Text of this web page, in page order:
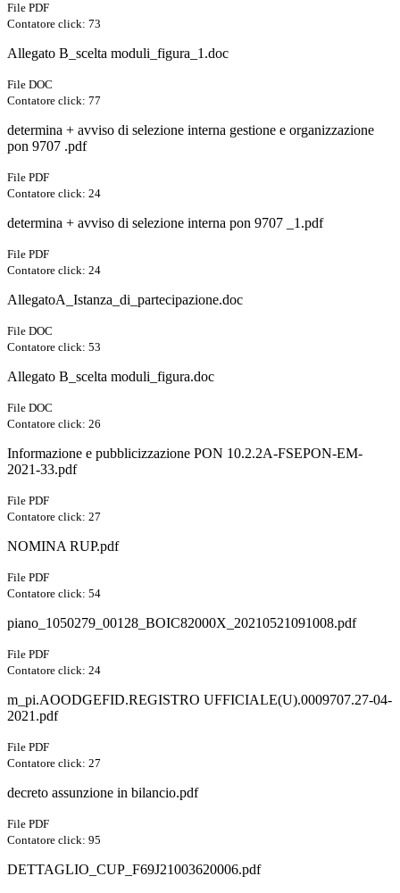
File PDF
Contatore click: 73
Allegato B_scelta moduli_figura_1.doc
File DOC
Contatore click: 77
determina + avviso di selezione interna gestione e organizzazione
pon 9707 .pdf
File PDF
Contatore click: 24
determina + avviso di selezione interna pon 9707 _1.pdf
File PDF
Contatore click: 24
AllegatoA_Istanza_di_partecipazione.doc
File DOC
Contatore click: 53
Allegato B_scelta moduli_figura.doc
File DOC
Contatore click: 26
Informazione e pubblicizzazione PON 10.2.2A-FSEPON-EM-
2021-33.pdf
File PDF
Contatore click: 27
NOMINA RUP.pdf
File PDF
Contatore click: 54
piano_1050279_00128_BOIC82000X_20210521091008.pdf
File PDF
Contatore click: 24
m_pi.AOODGEFID.REGISTRO UFFICIALE(U).0009707.27-04-
2021.pdf
File PDF
Contatore click: 27
decreto assunzione in bilancio.pdf
File PDF
Contatore click: 95
DETTAGLIO_CUP_F69J21003620006.pdf